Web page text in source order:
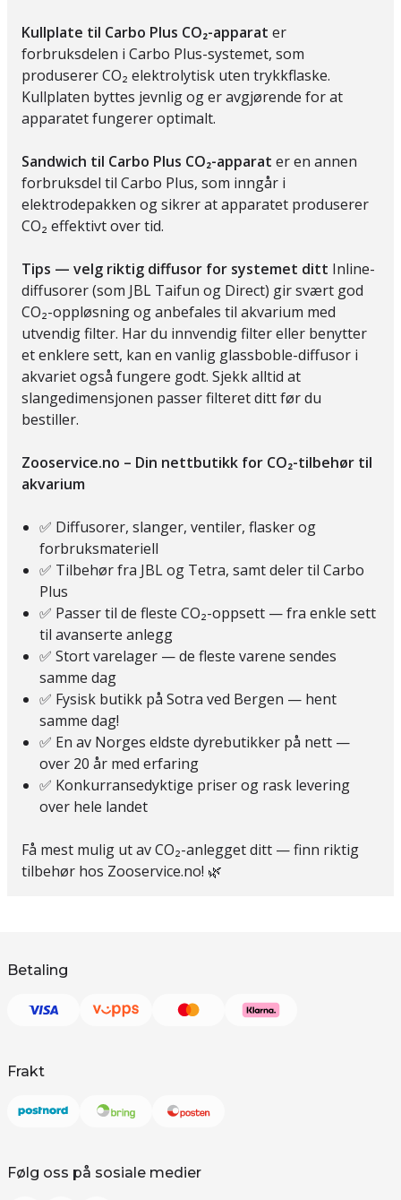
Kullplate til Carbo Plus CO₂-apparat er
forbruksdelen i Carbo Plus-systemet, som
produserer CO₂ elektrolytisk uten trykkflaske.
Kullplaten byttes jevnlig og er avgjørende for at
apparatet fungerer optimalt.
Sandwich til Carbo Plus CO₂-apparat er en annen
forbruksdel til Carbo Plus, som inngår i
elektrodepakken og sikrer at apparatet produserer
CO₂ effektivt over tid.
Tips — velg riktig diffusor for systemet ditt Inline-
diffusorer (som JBL Taifun og Direct) gir svært god
CO₂-oppløsning og anbefales til akvarium med
utvendig filter. Har du innvendig filter eller benytter
et enklere sett, kan en vanlig glassboble-diffusor i
akvariet også fungere godt. Sjekk alltid at
slangedimensjonen passer filteret ditt før du
bestiller.
Zooservice.no – Din nettbutikk for CO₂-tilbehør til
akvarium
✅ Diffusorer, slanger, ventiler, flasker og
forbruksmateriell
✅ Tilbehør fra JBL og Tetra, samt deler til Carbo
Plus
✅ Passer til de fleste CO₂-oppsett — fra enkle sett
til avanserte anlegg
✅ Stort varelager — de fleste varene sendes
samme dag
✅ Fysisk butikk på Sotra ved Bergen — hent
samme dag!
✅ En av Norges eldste dyrebutikker på nett —
over 20 år med erfaring
✅ Konkurransedyktige priser og rask levering
over hele landet
Få mest mulig ut av CO₂-anlegget ditt — finn riktig
tilbehør hos Zooservice.no! 🌿
Betaling
Frakt
Følg oss på sosiale medier